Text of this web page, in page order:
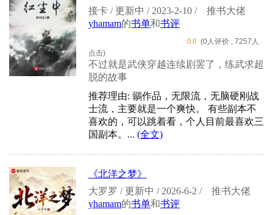
接卡 / 更新中 / 2023-2-10 /
推书大佬
yhamam的书单和书评
0.0 (0人评价 , 7257人
点击)
不过就是武侠穿越连续剧罢了，练武求超
脱的故事
推荐理由: 鶸作品，无限流，无脑硬刚战
士流，主要就是一个爽快。 有些副本不
喜欢的，可以跳着看，个人目前最喜欢三
国副本。... (全文)
《北洋之梦》
大罗罗 / 更新中 / 2026-6-2 /
推书大佬
yhamam的书单和书评